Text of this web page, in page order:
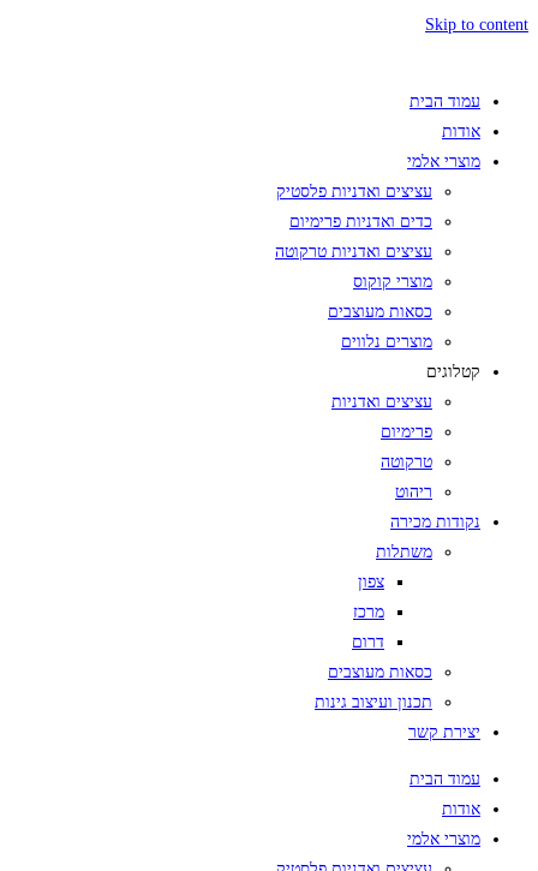
Skip to content
עמוד הבית
אודות
מוצרי אלמי
עציצים ואדניות פלסטיק
כדים ואדניות פרימיום
עציצים ואדניות טרקוטה
מוצרי קוקוס
כסאות מעוצבים
מוצרים נלווים
קטלוגים
עציצים ואדניות
פרימיום
טרקוטה
ריהוט
נקודות מכירה
משתלות
צפון
מרכז
דרום
כסאות מעוצבים
תכנון ועיצוב גינות
יצירת קשר
עמוד הבית
אודות
מוצרי אלמי